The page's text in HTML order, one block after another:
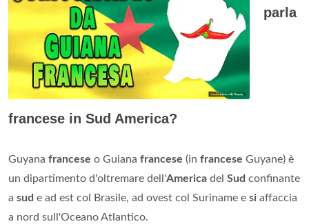
parla
francese in Sud America?
Guyana francese o Guiana francese (in francese Guyane) è
un dipartimento d'oltremare dell'America del Sud confinante
a sud e ad est col Brasile, ad ovest col Suriname e si affaccia
a nord sull'Oceano Atlantico.